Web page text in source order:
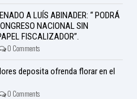
A LUÍS ABINADER: “ PODRÁ
NACIONAL SIN
FISCALIZADOR”.
0 Comments
deposita ofrenda florar en el
0 Comments